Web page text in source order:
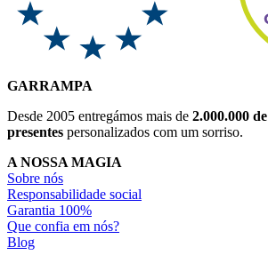
GARRAMPA
Desde 2005 entregámos mais de 2.000.000 de
presentes personalizados com um sorriso.
A NOSSA MAGIA
Sobre nós
Responsabilidade social
Garantia 100%
Que confia em nós?
Blog